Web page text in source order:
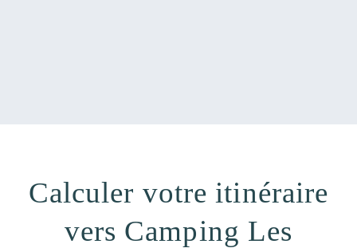
Calculer votre itinéraire
vers Camping Les